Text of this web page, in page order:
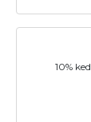
10%